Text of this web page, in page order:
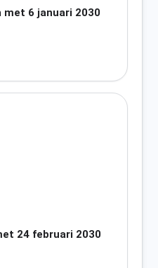
6 januari 2030
24 februari 2030